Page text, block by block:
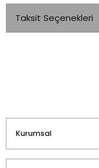
Taksit Seçenekleri
Kurumsal